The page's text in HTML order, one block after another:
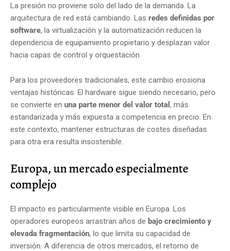
La presión no proviene solo del lado de la demanda. La
arquitectura de red está cambiando. Las redes definidas por
software, la virtualización y la automatización reducen la
dependencia de equipamiento propietario y desplazan valor
hacia capas de control y orquestación.
Para los proveedores tradicionales, este cambio erosiona
ventajas históricas. El hardware sigue siendo necesario, pero
se convierte en una parte menor del valor total , más
estandarizada y más expuesta a competencia en precio. En
este contexto, mantener estructuras de costes diseñadas
para otra era resulta insostenible.
Europa, un mercado especialmente
complejo
El impacto es particularmente visible en Europa. Los
operadores europeos arrastran años de bajo crecimiento y
elevada fragmentación, lo que limita su capacidad de
inversión. A diferencia de otros mercados, el retorno de